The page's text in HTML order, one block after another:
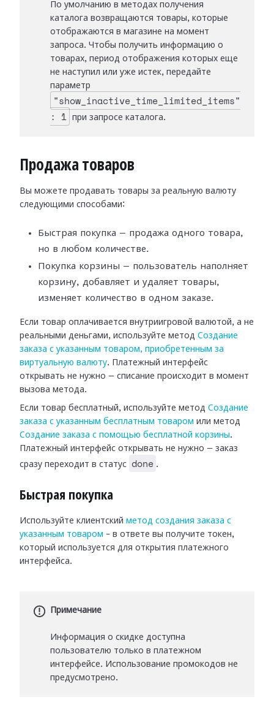
По умолчанию в методах получения
каталога возвращаются товары, которые
отображаются в магазине на момент
запроса. Чтобы получить информацию о
товарах, период отображения которых еще
не наступил или уже истек, передайте
параметр
"show_inactive_time_limited_items"
: 1
при запросе каталога.
Продажа товаров
Вы можете продавать товары за реальную валюту
следующими способами:
Быстрая покупка — продажа одного товара,
но в любом количестве.
Покупка корзины — пользователь наполняет
корзину, добавляет и удаляет товары,
изменяет количество в одном заказе.
Если товар оплачивается внутриигровой валютой, а не
реальными деньгами, используйте метод Создание
заказа с указанным товаром, приобретенным за
виртуальную валюту. Платежный интерфейс
открывать не нужно — списание происходит в момент
вызова метода.
Если товар бесплатный, используйте метод Создание
заказа с указанным бесплатным товаром или метод
Создание заказа с помощью бесплатной корзины.
Платежный интерфейс открывать не нужно — заказ
сразу переходит в статус
done .
Быстрая покупка
Используйте клиентский метод создания заказа с
указанным товаром – в ответе вы получите токен,
который используется для открытия платежного
интерфейса.
Примечание
Информация о скидке доступна
пользователю только в платежном
интерфейсе. Использование промокодов не
предусмотрено.